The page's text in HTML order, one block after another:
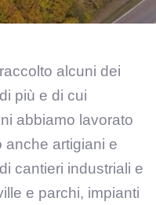
alcuni dei
più e di cui
abbiamo lavorato
anche artigiani e
cantieri industriali e
e parchi, impianti